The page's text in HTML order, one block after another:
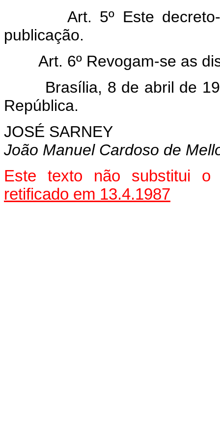
Art. 5º Este decreto-lei
publicação.
Art. 6º Revogam-se as
Brasília, 8 de abril de
República.
JOSÉ SARNEY
João Manuel Cardoso de
Este texto não substitui o
retificado em 13.4.1987